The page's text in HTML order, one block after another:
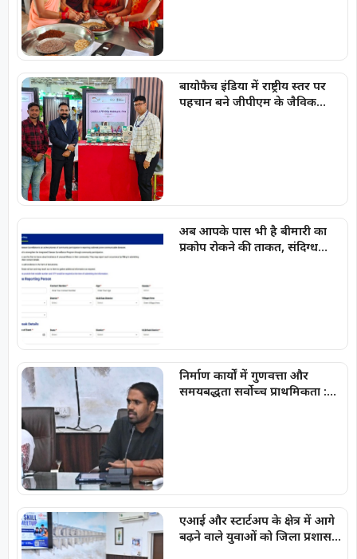
बायोफैच इंडिया में राष्ट्रीय स्तर पर
पहचान बने जीपीएम के जैविक
अब आपके पास भी है बीमारी का
प्रकोप रोकने की ताकत, संदिग्ध
निर्माण कार्यों में गुणवत्ता और
समयबद्धता सर्वोच्च प्राथमिकता :
एआई और स्टार्टअप के क्षेत्र में आगे
बढ़ने वाले युवाओं को जिला प्रशासन